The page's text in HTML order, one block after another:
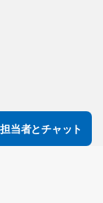
当者とチャット